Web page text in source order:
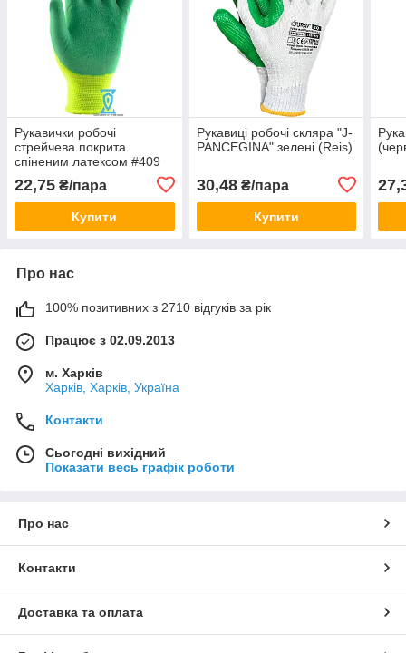
Рукавички робочі
стрейчева покрита
спіненим латексом #409
22,75 ₴/пара
Купити
Рукавиці робочі скляра "J-
PANCEGINA" зелені (Reis)
30,48₴/пара
Купити
Про нас
100% позитивних з 2710 відгуків за рік
Працює з 02.09.2013
м. Харків
Харків, Харків, Україна
Контакти
Сьогодні вихідний
Показати весь графік роботи
Про нас
Контакти
Доставка та оплата